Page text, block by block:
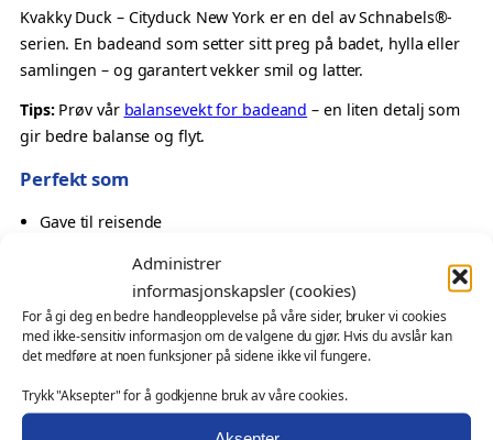
Administrer
informasjonskapsler (cookies)
For å gi deg en bedre handleopplevelse på våre sider, bruker vi cookies
med ikke-sensitiv informasjon om de valgene du gjør. Hvis du avslår kan
det medføre at noen funksjoner på sidene ikke vil fungere.
Trykk "Aksepter" for å godkjenne bruk av våre cookies.
t
y
d
c
k
N
w
k
–
Kvakky Duck – Cityduck New York er en del av Schnabels®-
serien. En badeand som setter sitt preg på badet, hylla eller
samlingen – og garantert vekker smil og latter.
Tips:Prøv vår balansevekt for badeand – en liten detalj som
gir bedre balanse og flyt.
Perfekt som
Gave til reisende
Oppmerksomhet med internasjonalt preg
Samlerobjekt med tema
Også velegnet som
profilprodukt for reiseliv, turiststeder og bybutikker
messeartikkel og kampanjeprodukt